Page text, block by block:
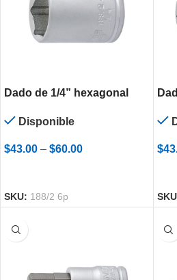
Dado de 1/4” hexagonal
Disponible
$43.00 – $60.00
SKU: 188/2 6p
$